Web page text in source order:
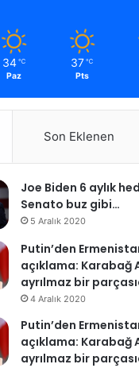
34 ℃
Paz
37 ℃
Pts
Son Eklenen
Joe Biden 6 aylık
Senato buz gibi…
5 Aralık 2020
Putin’den
açıklama: Karabağ
ayrılmaz bir
4 Aralık 2020
Putin’den
açıklama: Karabağ
ayrılmaz bir